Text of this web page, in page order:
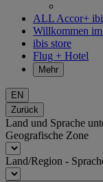
ALL Accor+
Willkommen
ibis store
Flug + Hotel
Mehr
EN
Zurück
Land und Sprache
Geografische Zone
Land/Region -